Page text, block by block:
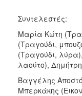
Συντελεστές:
Μαρία Κώτη
(Τραγούδι,
(Τραγούδι,
λαούτο),
Βαγγέλης
Μπερκάκης